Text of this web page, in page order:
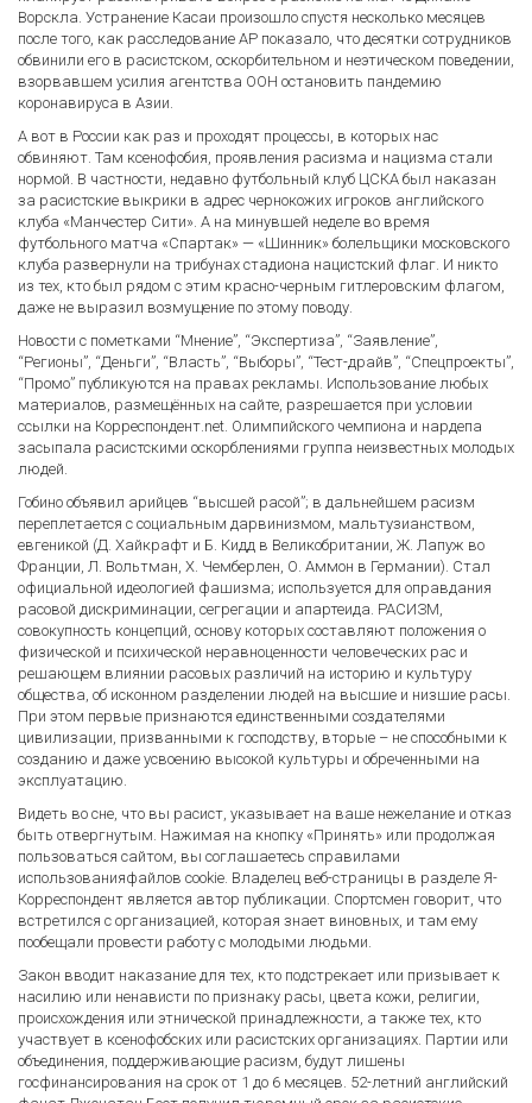
Ворскла. Устранение Касаи произошло спустя несколько месяцев
после того, как расследование AP показало, что десятки сотрудников
обвинили его в расистском, оскорбительном и неэтическом поведении,
взорвавшем усилия агентства ООН остановить пандемию
коронавируса в Азии.
А вот в России как раз и проходят процессы, в которых нас
обвиняют. Там ксенофобия, проявления расизма и нацизма стали
нормой. В частности, недавно футбольный клуб ЦСКА был наказан
за расистские выкрики в адрес чернокожих игроков английского
клуба «Манчестер Сити». А на минувшей неделе во время
футбольного матча «Спартак» — «Шинник» болельщики московского
клуба развернули на трибунах стадиона нацистский флаг. И никто
из тех, кто был рядом с этим красно-черным гитлеровским флагом,
даже не выразил возмущение по этому поводу.
Новости с пометками “Мнение”, “Экспертиза”, “Заявление”,
“Регионы”, “Деньги”, “Власть”, “Выборы”, “Тест-драйв”, “Спецпроекты”,
“Промо” публикуются на правах рекламы. Использование любых
материалов, размещённых на сайте, разрешается при условии
ссылки на Корреспондент.net. Олимпийского чемпиона и нардепа
засыпала расистскими оскорблениями группа неизвестных молодых
людей.
Гобино объявил арийцев “высшей расой”; в дальнейшем расизм
переплетается с социальным дарвинизмом, мальтузианством,
евгеникой (Д. Хайкрафт и Б. Кидд в Великобритании, Ж. Лапуж во
Франции, Л. Вольтман, Х. Чемберлен, О. Аммон в Германии). Стал
официальной идеологией фашизма; используется для оправдания
расовой дискриминации, сегрегации и апартеида. РАСИЗМ,
совокупность концепций, основу которых составляют положения о
физической и психической неравноценности человеческих рас и
решающем влиянии расовых различий на историю и культуру
общества, об исконном разделении людей на высшие и низшие расы.
При этом первые признаются единственными создателями
цивилизации, призванными к господству, вторые – не способными к
созданию и даже усвоению высокой культуры и обреченными на
эксплуатацию.
Видеть во сне, что вы расист, указывает на ваше нежелание и отказ
быть отвергнутым. Нажимая на кнопку «Принять» или продолжая
пользоваться сайтом, вы соглашаетесь справилами
использованияфайлов cookie. Владелец веб-страницы в разделе Я-
Корреспондент является автор публикации. Спортсмен говорит, что
встретился с организацией, которая знает виновных, и там ему
пообещали провести работу с молодыми людьми.
Закон вводит наказание для тех, кто подстрекает или призывает к
насилию или ненависти по признаку расы, цвета кожи, религии,
происхождения или этнической принадлежности, а также тех, кто
участвует в ксенофобских или расистских организациях. Партии или
объединения, поддерживающие расизм, будут лишены
госфинансирования на срок от 1 до 6 месяцев. 52-летний английский